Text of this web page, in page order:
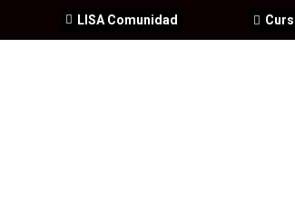
LISA Comunidad